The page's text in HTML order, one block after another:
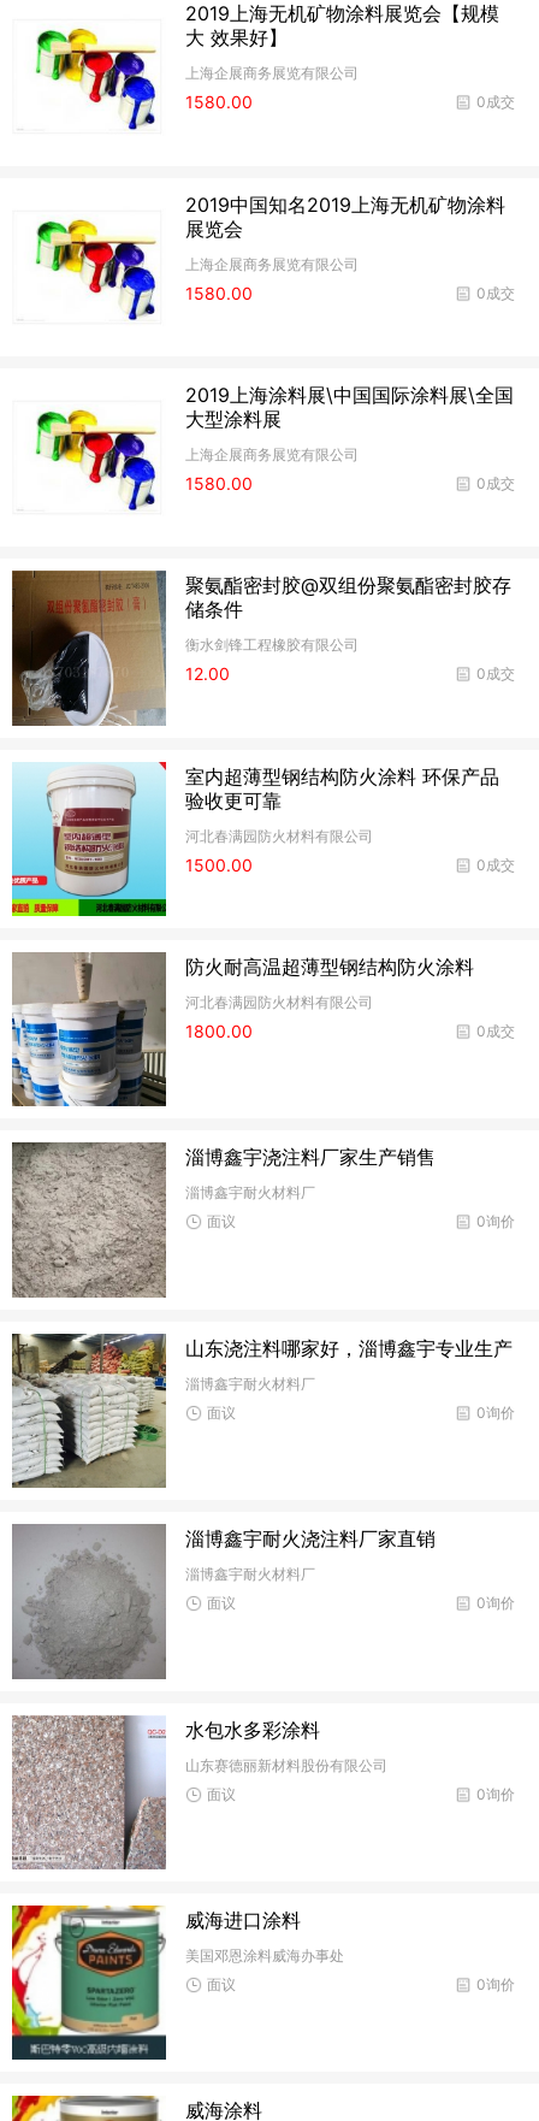
2019上海无机矿物涂料展览会【规模
大 效果好】
上海企展商务展览有限公司
0成交
1580.00
2019中国知名2019上海无机矿物涂料
展览会
上海企展商务展览有限公司
0成交
1580.00
2019上海涂料展\中国国际涂料展\全国
大型涂料展
上海企展商务展览有限公司
0成交
1580.00
聚氨酯密封胶@双组份聚氨酯密封胶存
储条件
衡水剑锋工程橡胶有限公司
0成交
12.00
室内超薄型钢结构防火涂料 环保产品
验收更可靠
河北春满园防火材料有限公司
0成交
1500.00
防火耐高温超薄型钢结构防火涂料
河北春满园防火材料有限公司
0成交
1800.00
淄博鑫宇浇注料厂家生产销售
淄博鑫宇耐火材料厂
0询价
面议
山东浇注料哪家好，淄博鑫宇专业生产
淄博鑫宇耐火材料厂
0询价
面议
淄博鑫宇耐火浇注料厂家直销
淄博鑫宇耐火材料厂
0询价
面议
水包水多彩涂料
山东赛德丽新材料股份有限公司
0询价
面议
威海进口涂料
美国邓恩涂料威海办事处
0询价
面议
威海涂料